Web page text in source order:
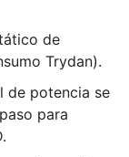
de
Trydan).
de potencia se
para